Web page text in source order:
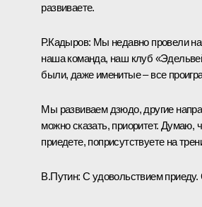
развиваете.
Р.Кадыров: Мы недавно провели
наша команда, наш клуб
были, даже именитые – все
Мы развиваем дзюдо, другие
можно сказать, приоритет. Думаю,
приедете, поприсутствуете на
В.Путин: С удовольствием